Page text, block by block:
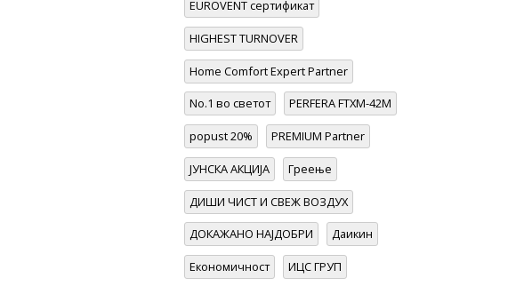
HIGHEST TURNOVER
Home Comfort Expert Partner
No.1 во светот PERFERA FTXM-42M
popust 20% PREMIUM Partner
ЈУНСКА АКЦИЈА Греење
ДИШИ ЧИСТ И СВЕЖ ВОЗДУХ
ДОКАЖАНО НАЈДОБРИ Даикин
Економичност ИЦС ГРУП
Ладење Македонија